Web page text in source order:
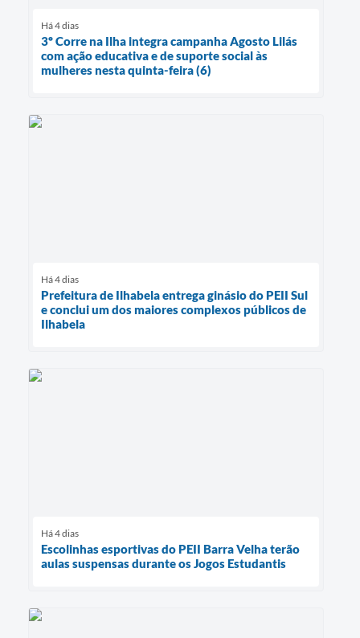
Há 4 dias
3º Corre na Ilha integra campanha Agosto Lilás
com ação educativa e de suporte social às
mulheres nesta quinta-feira (6)
Há 4 dias
Prefeitura de Ilhabela entrega ginásio do PEII Sul
e conclui um dos maiores complexos públicos de
Ilhabela
Há 4 dias
Escolinhas esportivas do PEII Barra Velha terão
aulas suspensas durante os Jogos Estudantis